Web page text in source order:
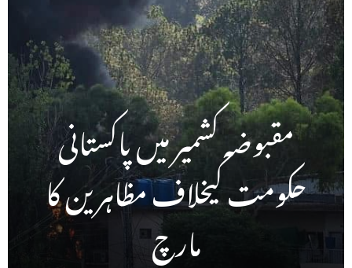
مقبوضہ کشمیر میں پاکستانی
حکومت کیخلاف مظاہرین کا
مارچ